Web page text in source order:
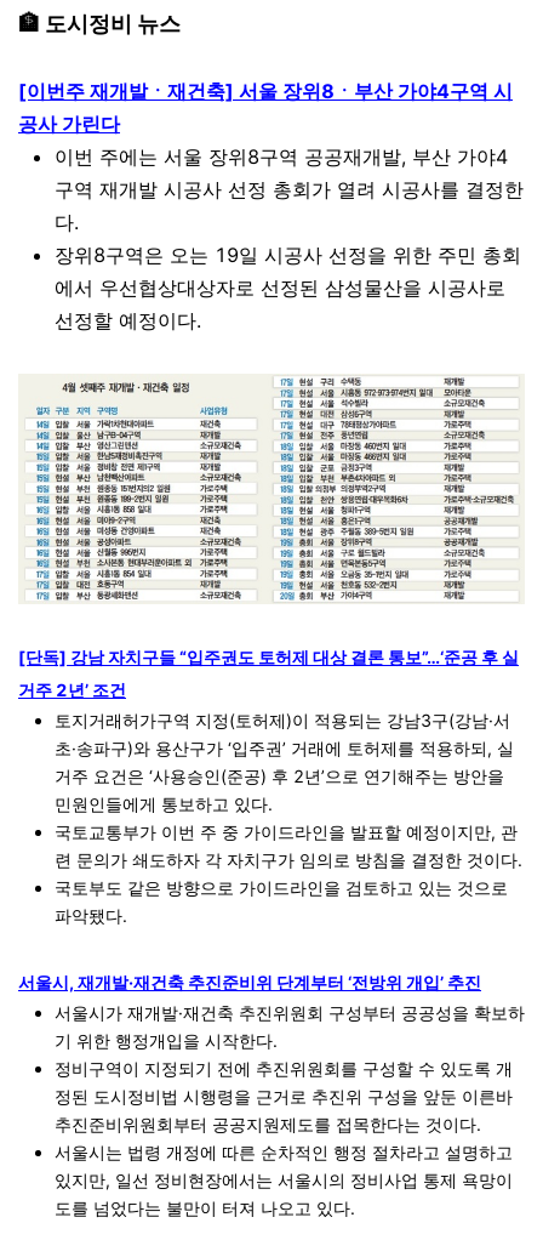
🏦 도시정비 뉴스
[이번주 재개발ㆍ재건축] 서울 장위8ㆍ부산 가야4구역 시
공사 가린다
이번 주에는 서울 장위8구역 공공재개발, 부산 가야4
구역 재개발 시공사 선정 총회가 열려 시공사를 결정한
다.
장위8구역은 오는 19일 시공사 선정을 위한 주민 총회
에서 우선협상대상자로 선정된 삼성물산을 시공사로
선정할 예정이다.
[단독] 강남 자치구들 “입주권도 토허제 대상 결론 통보”…‘준공 후 실
거주 2년’ 조건
토지거래허가구역 지정(토허제)이 적용되는 강남3구(강남·서
초·송파구)와 용산구가 ‘입주권’ 거래에 토허제를 적용하되, 실
거주 요건은 ‘사용승인(준공) 후 2년’으로 연기해주는 방안을
민원인들에게 통보하고 있다.
국토교통부가 이번 주 중 가이드라인을 발표할 예정이지만, 관
련 문의가 쇄도하자 각 자치구가 임의로 방침을 결정한 것이다.
국토부도 같은 방향으로 가이드라인을 검토하고 있는 것으로
파악됐다.
서울시, 재개발·재건축 추진준비위 단계부터 ‘전방위 개입’ 추진
서울시가 재개발·재건축 추진위원회 구성부터 공공성을 확보하
기 위한 행정개입을 시작한다.
정비구역이 지정되기 전에 추진위원회를 구성할 수 있도록 개
정된 도시정비법 시행령을 근거로 추진위 구성을 앞둔 이른바
추진준비위원회부터 공공지원제도를 접목한다는 것이다.
서울시는 법령 개정에 따른 순차적인 행정 절차라고 설명하고
있지만, 일선 정비현장에서는 서울시의 정비사업 통제 욕망이
도를 넘었다는 불만이 터져 나오고 있다.